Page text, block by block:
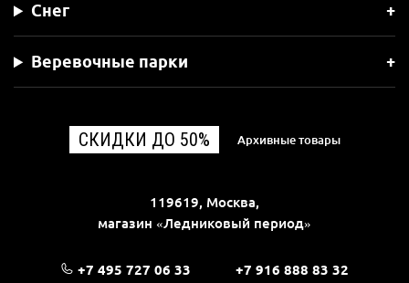
Снег
Веревочные парки
СКИДКИ ДО 50% Архивные товары
119619, Москва,
магазин «Ледниковый период»
+7 495 727 06 33 +7 916 888 83 32